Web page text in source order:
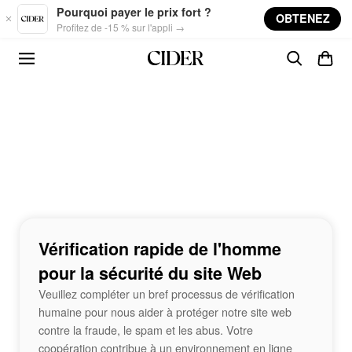
Skip to main content
Pourquoi payer le prix fort ?
Profitez de -15 % sur l'appli →
OBTENEZ
Vérification rapide de l'homme
pour la sécurité du site Web
Veuillez compléter un bref processus de vérification
humaine pour nous aider à protéger notre site web
contre la fraude, le spam et les abus. Votre
coopération contribue à un environnement en ligne